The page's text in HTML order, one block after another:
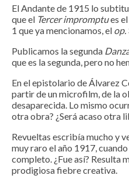
El Andante de 1915 lo
que el Tercer impromptues el
1 que ya mencionamos, el op.
Publicamos la segunda
que es la segunda, pero no
En el epistolario de Álvarez
partir de un microfilm, de la
desaparecida. Lo mismo
otra obra? ¿Será acaso otra
Revueltas escribía mucho y
muy raro el año 1917,
completo. ¿Fue así? Resulta
prodigiosa fiebre creativa.